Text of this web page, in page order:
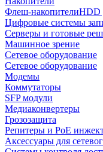
Флеш-накопителиHDD
Цифровые системы
Серверы и готовые
Машинное зрение
Сетевое оборудование
Сетевое оборудование
Модемы
Коммутаторы
SFP модули
Медиаконвертеры
Грозозащита
Репитеры и PoE
Аксессуары для